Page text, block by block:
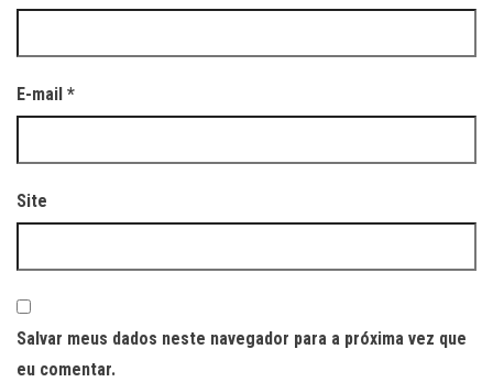
E-mail *
Site
Salvar meus dados neste navegador para a próxima vez que
eu comentar.